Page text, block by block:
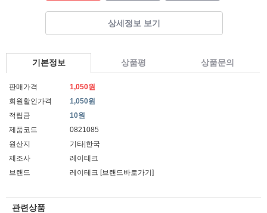
상세정보 보기
기본정보 상품평 상품문의
판매가격
1,050원
회원할인가격
1,050원
적립금
10원
제품코드
0821085
원산지
기타|한국
제조사
레이테크
브랜드
레이테크 [브랜드바로가기]
관련상품